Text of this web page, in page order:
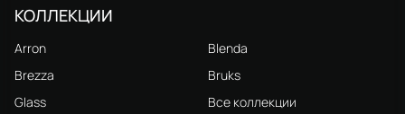
КОЛЛЕКЦИИ
Arron
Blenda
Brezza
Bruks
Glass
Все коллекции